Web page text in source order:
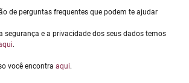
de perguntas frequentes que podem te ajudar
segurança e a privacidade dos seus dados temos
.
você encontra aqui.